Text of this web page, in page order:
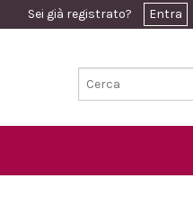
Sei già registrato? Entra